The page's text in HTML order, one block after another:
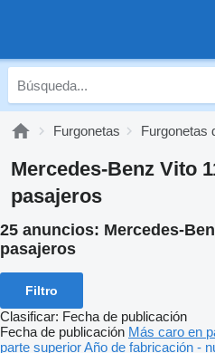
Furgonetas Furgonetas
Mercedes-Benz Vito
pasajeros
25 anuncios: Mercedes-
pasajeros
Filtro
Clasificar: Fecha de publicación
Fecha de publicación Más caro en
parte superiorAño de fabricación -